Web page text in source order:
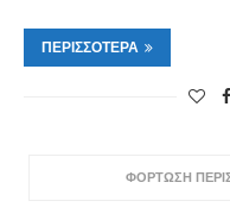
ΠΕΡΙΣΣΌΤΕΡΑ
ΦΟΡΤΩΣΗ